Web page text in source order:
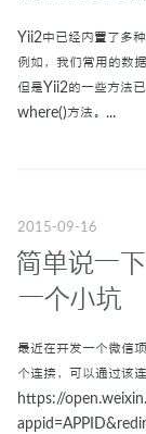
Yii2中已经内置了多
例如，我们常用的数
但是Yii2的一些方法
where()方法。...
2015-09-16
简单说一
一个小坑
最近在开发一个微信
个连接，可以通过该
https://